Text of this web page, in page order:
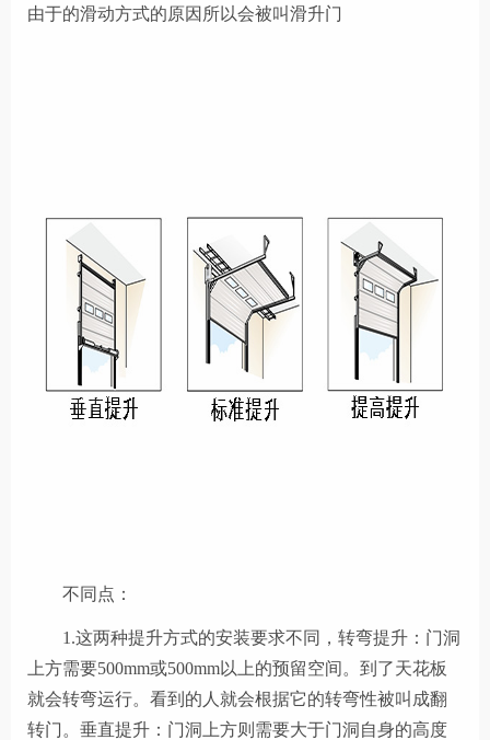
由于的滑动方式的原因所以会被叫滑升门
不同点：
1.这两种提升方式的安装要求不同，转弯提升：门洞
上方需要500mm或500mm以上的预留空间。到了天花板
就会转弯运行。看到的人就会根据它的转弯性被叫成翻
转门。垂直提升：门洞上方则需要大于门洞自身的高度